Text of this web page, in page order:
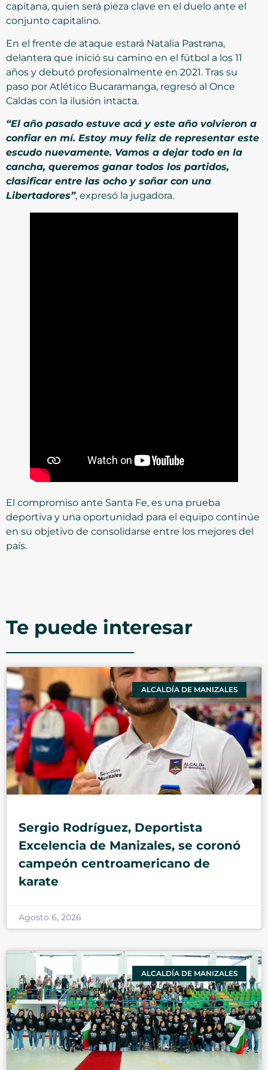
capitana, quien será pieza clave en el duelo ante el
conjunto capitalino.
En el frente de ataque estará Natalia Pastrana,
delantera que inició su camino en el fútbol a los 11
años y debutó profesionalmente en 2021. Tras su
paso por Atlético Bucaramanga, regresó al Once
Caldas con la ilusión intacta.
“El año pasado estuve acá y este año volvieron a
confiar en mí. Estoy muy feliz de representar este
escudo nuevamente. Vamos a dejar todo en la
cancha, queremos ganar todos los partidos,
clasificar entre las ocho y soñar con una
Libertadores”, expresó la jugadora.
El compromiso ante Santa Fe, es una prueba
deportiva y una oportunidad para el equipo continúe
en su objetivo de consolidarse entre los mejores del
país.
Te puede interesar
ALCALDÍA DE MANIZALES
Sergio Rodríguez, Deportista
Excelencia de Manizales, se coronó
campeón centroamericano de
karate
Agosto 6, 2026
ALCALDÍA DE MANIZALES